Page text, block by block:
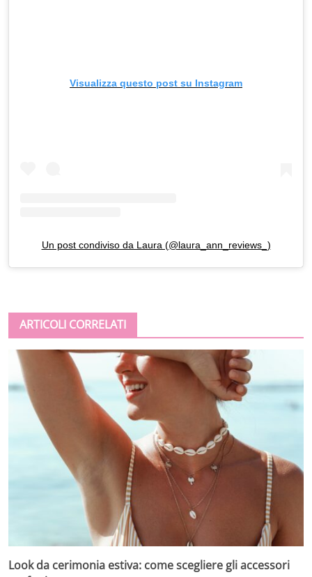
Visualizza questo post su Instagram
Un post condiviso da Laura (@laura_ann_reviews_)
ARTICOLI CORRELATI
Look da cerimonia estiva: come scegliere gli accessori